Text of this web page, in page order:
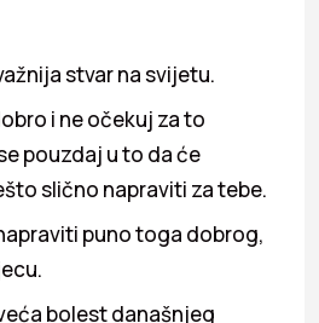
stvar na svijetu.
i ne očekuj za to
pouzdaj u to da će
slično napraviti za tebe.
puno toga dobrog,
bolest današnjeg